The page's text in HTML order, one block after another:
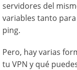
servidores del
variables tanto
ping.
Pero, hay varias
tu VPN y qué